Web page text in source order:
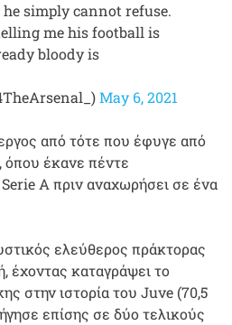
simply cannot refuse.
me his football is
bloody is
May 6, 2021
από τότε που έφυγε από
όπου έκανε πέντε
A πριν αναχωρήσει σε ένα
ελεύθερος πράκτορας
έχοντας καταγράψει το
στην ιστορία του Juve (70,5
επίσης σε δύο τελικούς